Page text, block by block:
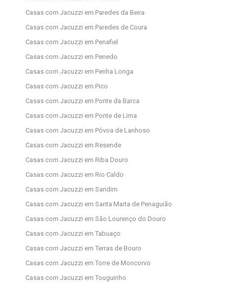
Casas com Jacuzzi em Paredes da Beira
Casas com Jacuzzi em Paredes de Coura
Casas com Jacuzzi em Penafiel
Casas com Jacuzzi em Penedo
Casas com Jacuzzi em Penha Longa
Casas com Jacuzzi em Pico
Casas com Jacuzzi em Ponte da Barca
Casas com Jacuzzi em Ponte de Lima
Casas com Jacuzzi em Póvoa de Lanhoso
Casas com Jacuzzi em Resende
Casas com Jacuzzi em Riba Douro
Casas com Jacuzzi em Rio Caldo
Casas com Jacuzzi em Sandim
Casas com Jacuzzi em Santa Marta de Penaguião
Casas com Jacuzzi em São Lourenço do Douro
Casas com Jacuzzi em Tabuaço
Casas com Jacuzzi em Terras de Bouro
Casas com Jacuzzi em Torre de Moncorvo
Casas com Jacuzzi em Touguinho